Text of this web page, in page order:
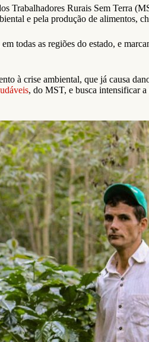
Trabalhadores Rurais Sem Terra
e pela produção de alimentos,
todas as regiões do estado, e
à crise ambiental, que já causa
, do MST, e busca intensificar